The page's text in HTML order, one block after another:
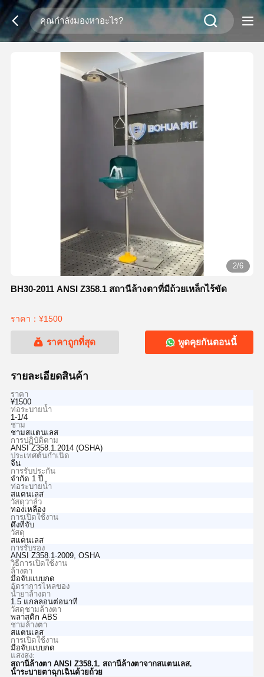
2/6
BH30-2011 ANSI Z358.1 สถานีล้างตาที่มีถ้วยเหล็กไร้ขัด
ราคา：¥1500
ราคาถูกที่สุด พูดคุยกันตอนนี้
รายละเอียดสินค้า
ราคา
¥1500
ท่อระบายน้ำ
1-1/4
ชาม
ชามสแตนเลส
การปฏิบัติตาม
ANSI Z358.1.2014 (OSHA)
ประเทศต้นกำเนิด
จีน
การรับประกัน
จำกัด 1 ปี
ท่อระบายน้ำ
สแตนเลส
วัสดุวาล์ว
ทองเหลือง
การเปิดใช้งาน
ดึงที่จับ
วัสดุ
สแตนเลส
การรับรอง
ANSI Z358.1-2009, OSHA
วิธีการเปิดใช้งาน
ล้างตา
มือจับแบบกด
อัตราการไหลของ
น้ำยาล้างตา
1.5 แกลลอนต่อนาที
วัสดุชามล้างตา
พลาสติก ABS
ชามล้างตา
สแตนเลส
การเปิดใช้งาน
มือจับแบบกด
แสงสูง:
สถานีล้างตา ANSI Z358.1 สถานีล้างตาจากสแตนเลส,
น้ําระบายตาฉุกเฉินด้วยถ้วย